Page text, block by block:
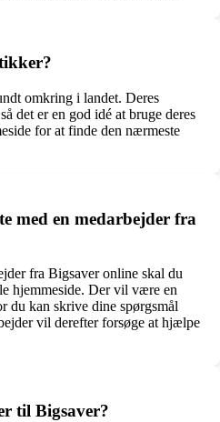
omkring i landet. Deres
det er en god idé at bruge deres
for at finde den nærmeste
med en medarbejder fra
fra Bigsaver online skal du
hjemmeside. Der vil være en
kan skrive dine spørgsmål
vil derefter forsøge at hjælpe
til Bigsaver?